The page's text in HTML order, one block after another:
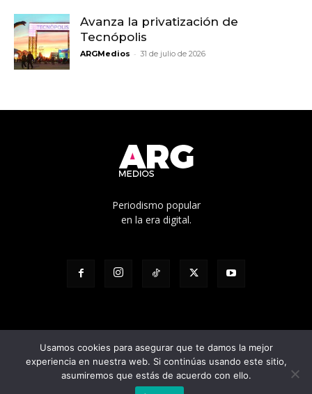
Avanza la privatización de
Tecnópolis
ARGMedios - 31 de julio de 2026
Periodismo popular
en la era digital.
© Edicíón N° 1136 - Propietario: Cooperativa de trabajo Pacha Ltda. -
Director responsable: Julian Pilatti - Calle 5 1528, La Plata, Buenos Aires
Usamos cookies para asegurar que te damos la mejor
experiencia en nuestra web. Si continúas usando este sitio,
asumiremos que estás de acuerdo con ello.